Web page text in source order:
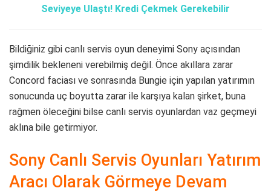
Seviyeye Ulaştı! Kredi Çekmek Gerekebilir
Bildiğiniz gibi canlı servis oyun deneyimi Sony açısından
şimdilik bekleneni verebilmiş değil. Önce akıllara zarar
Concord faciası ve sonrasında Bungie için yapılan yatırımın
sonucunda uç boyutta zarar ile karşıya kalan şirket, buna
rağmen öleceğini bilse canlı servis oyunlardan vaz geçmeyi
aklına bile getirmiyor.
Sony Canlı Servis Oyunları Yatırım
Aracı Olarak Görmeye Devam